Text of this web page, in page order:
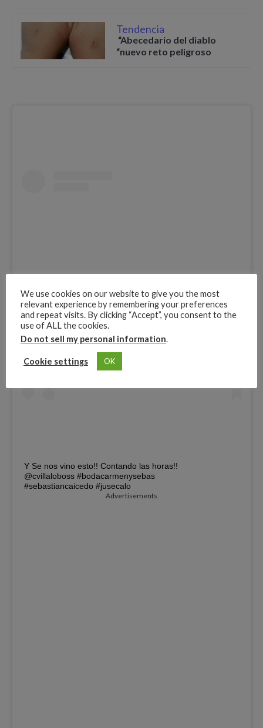
Tendencia
“Abecedario del diablo
“nuevo reto peligroso
Ver esta publicación en Instagram
Y Se nos vino esto!! Contando las horas!!
@cvillaloboss #bodacarmenysebas
#sebastiancaicedo #jusecalo
Advertisements
We use cookies on our website to give you the most
relevant experience by remembering your preferences
and repeat visits. By clicking “Accept”, you consent to the
use of ALL the cookies.
Do not sell my personal information.
Cookie settings OK